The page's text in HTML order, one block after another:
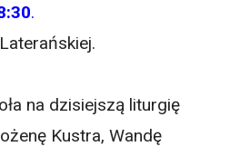
.
na dzisiejszą liturgię
Kustra, Wandę